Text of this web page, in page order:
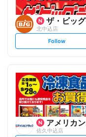
ザ・ビッグ
北中込店
s
t
l
o
w
Follow
アメリカンドラッグ
佐久中込店